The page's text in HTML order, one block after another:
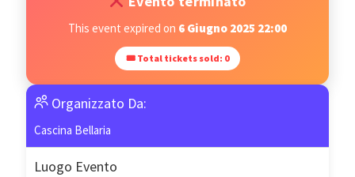
This event expired on 6 Giugno 2025 22:00
🎟 Total tickets sold: 0
Organizzato Da:
Cascina Bellaria
Luogo Evento